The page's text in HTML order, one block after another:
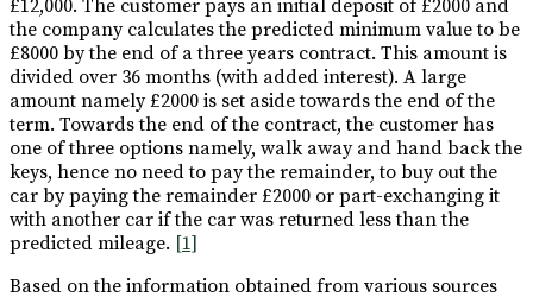
£12,000. The customer pays an initial deposit of £2000 and
the company calculates the predicted minimum value to be
£8000 by the end of a three years contract. This amount is
divided over 36 months (with added interest). A large
amount namely £2000 is set aside towards the end of the
term. Towards the end of the contract, the customer has
one of three options namely, walk away and hand back the
keys, hence no need to pay the remainder, to buy out the
car by paying the remainder £2000 or part-exchanging it
with another car if the car was returned less than the
predicted mileage. [1]
Based on the information obtained from various sources